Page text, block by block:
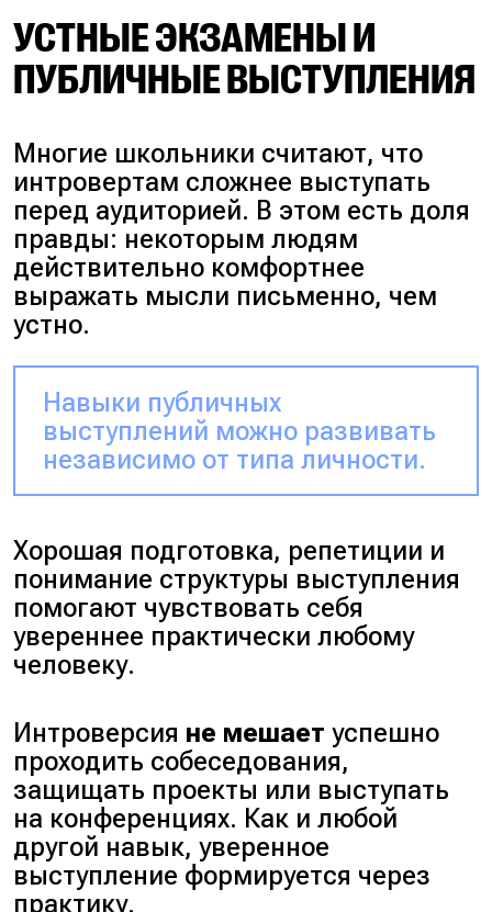
УСТНЫЕ ЭКЗАМЕНЫ И
ПУБЛИЧНЫЕ ВЫСТУПЛЕНИЯ
Многие школьники считают, что
интровертам сложнее выступать
перед аудиторией. В этом есть доля
правды: некоторым людям
действительно комфортнее
выражать мысли письменно, чем
устно.
Навыки публичных
выступлений можно развивать
независимо от типа личности.
Хорошая подготовка, репетиции и
понимание структуры выступления
помогают чувствовать себя
увереннее практически любому
человеку.
Интроверсия не мешает успешно
проходить собеседования,
защищать проекты или выступать
на конференциях. Как и любой
другой навык, уверенное
выступление формируется через
практику.